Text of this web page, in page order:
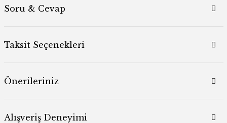
Soru & Cevap
Taksit Seçenekleri
Önerileriniz
Alışveriş Deneyimi